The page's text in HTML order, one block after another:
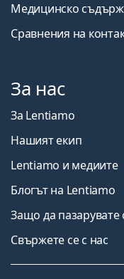
Медицинско
Сравнения на
За нас
За Lentiamo
Нашият екип
Lentiamo и медиите
Блогът на Lentiamo
Защо да пазарувате
Свържете се с нас